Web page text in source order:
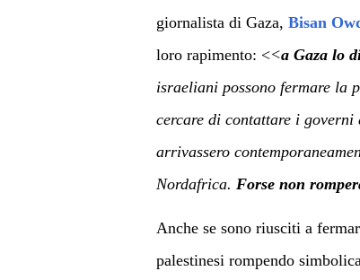
giornalista di Gaza, Bisan
loro rapimento: <<a Gaza lo
israeliani possono fermare la
cercare di contattare i
arrivassero
Nordafrica. Forse non
Anche se sono riusciti a
palestinesi rompendo